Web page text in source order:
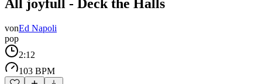
All joyfull - Deck the Halls
vonEd Napoli
pop
2:12
103 BPM